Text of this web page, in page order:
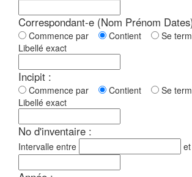
Correspondant-e (Nom Prénom
Commence par Contient
Se
Libellé exact
Incipit :
Commence par Contient
Se
Libellé exact
No d'inventaire :
Intervalle entre et